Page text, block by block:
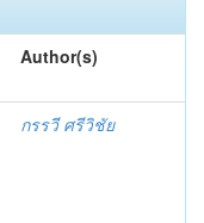
Author(s)
กรรวี ศรีวิชัย